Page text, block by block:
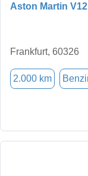
Aston Martin
Frankfurt, 60326
2.000 km